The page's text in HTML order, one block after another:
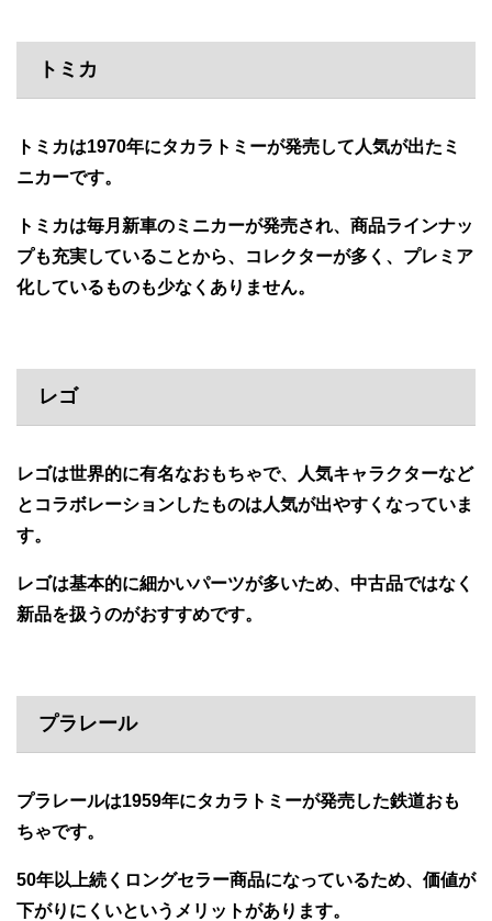
トミカ
トミカは1970年にタカラトミーが発売して人気が出たミ
ニカーです。
トミカは毎月新車のミニカーが発売され、商品ラインナッ
プも充実していることから、コレクターが多く、プレミア
化しているものも少なくありません。
レゴ
レゴは世界的に有名なおもちゃで、人気キャラクターなど
とコラボレーションしたものは人気が出やすくなっていま
す。
レゴは基本的に細かいパーツが多いため、中古品ではなく
新品を扱うのがおすすめです。
プラレール
プラレールは1959年にタカラトミーが発売した鉄道おも
ちゃです。
50年以上続くロングセラー商品になっているため、価値が
下がりにくいというメリットがあります。